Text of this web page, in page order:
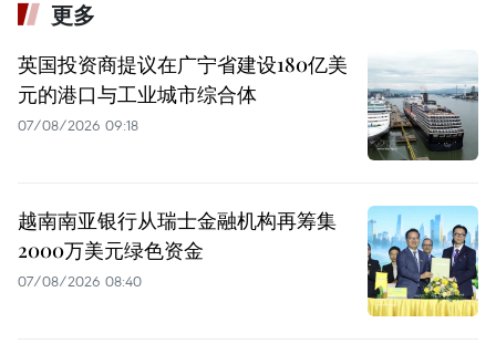
更多
英国投资商提议在广宁省建设180亿美
元的港口与工业城市综合体
07/08/2026 09:18
越南南亚银行从瑞士金融机构再筹集
2000万美元绿色资金
07/08/2026 08:40